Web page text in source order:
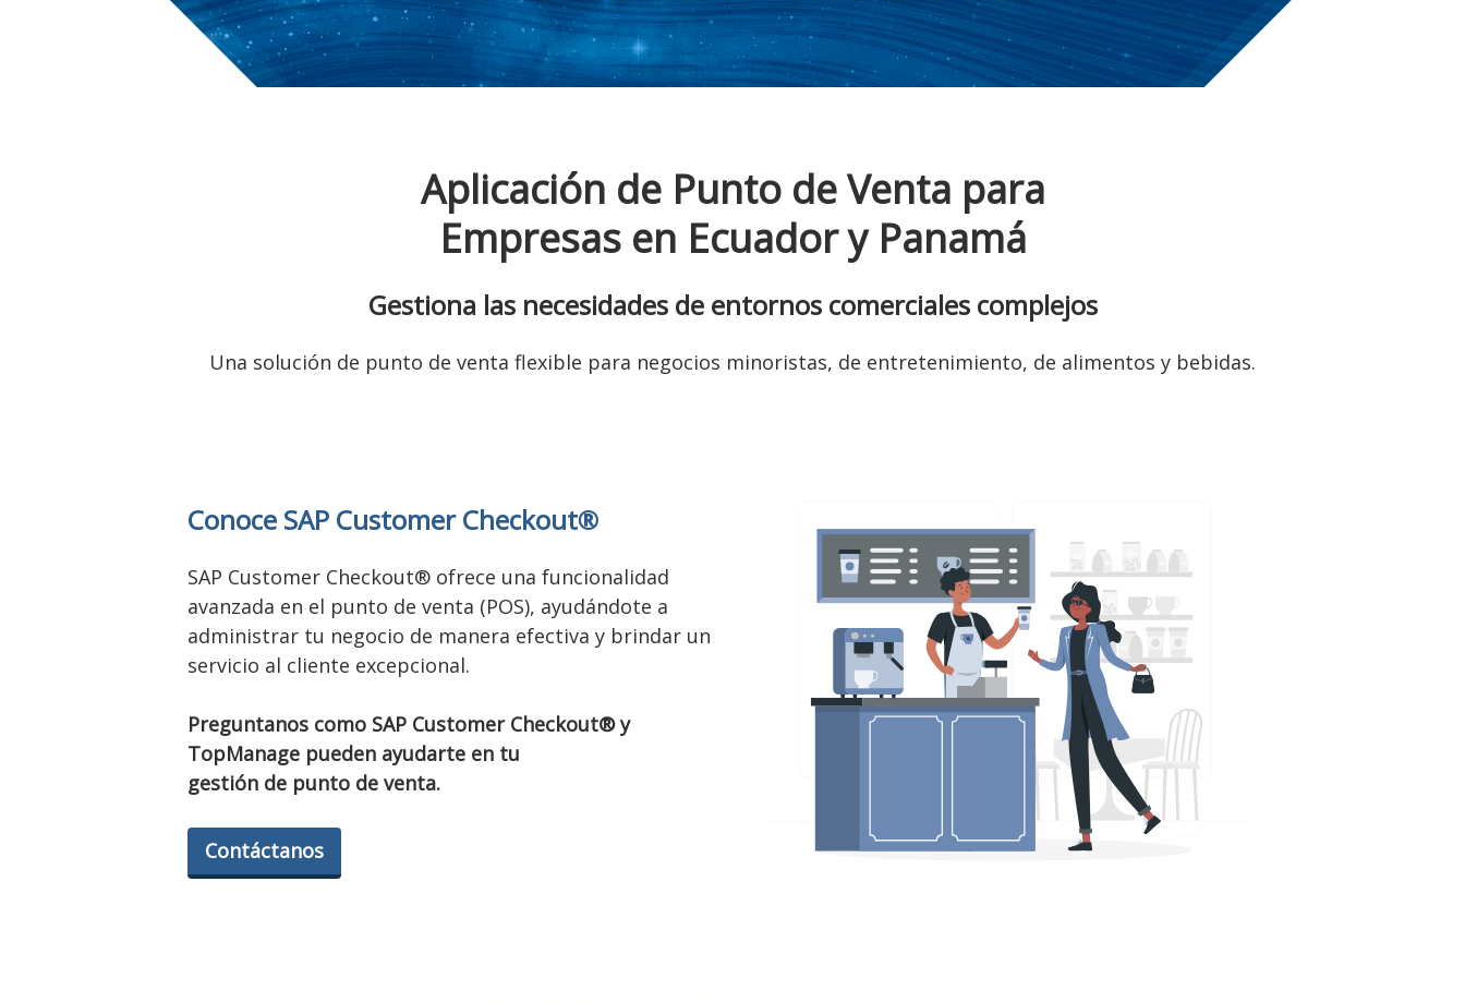
Aplicación de Punto de Venta para
Empresas en Ecuador y Panamá
Gestiona las necesidades de entornos comerciales complejos
Una solución de punto de venta flexible para negocios minoristas, de entretenimiento, de alimentos y bebidas.
Conoce SAP Customer Checkout®
SAP Customer Checkout® ofrece una funcionalidad
avanzada en el punto de venta (POS), ayudándote a
administrar tu negocio de manera efectiva y brindar un
servicio al cliente excepcional.
Preguntanos como SAP Customer Checkout®y
TopManage pueden ayudarte en tu
gestión de punto de venta.
Contáctanos